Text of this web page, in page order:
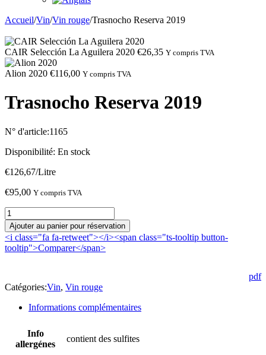
Accueil/Vin/Vin rouge/Trasnocho Reserva 2019
CAIR Selección La Aguilera 2020 €26,35 Y compris TVA
Alion 2020 €116,00 Y compris TVA
Trasnocho Reserva 2019
N° d'article:1165
Disponibilité: En stock
€126,67/Litre
€95,00 Y compris TVA
quantité
de
Trasnocho
Reserva
2019
Ajouter au panier pour réservation
<i class="fa fa-retweet"></i><span class="ts-tooltip button-
tooltip">Comparer</span>
pdf
Catégories:Vin, Vin rouge
Informations complémentaires
Info
allergénes
contient des sulfites